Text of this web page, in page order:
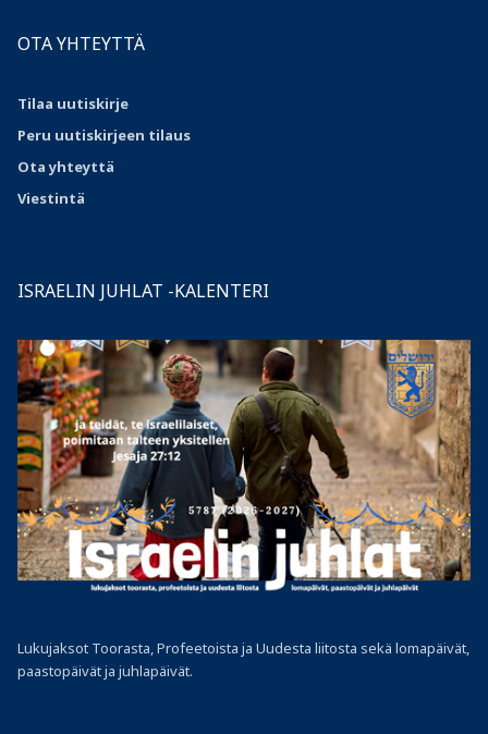
OTA YHTEYTTÄ
Tilaa uutiskirje
Peru uutiskirjeen tilaus
Otayhteyttä
Viestintä
ISRAELIN JUHLAT -KALENTERI
Lukujaksot Toorasta, Profeetoista ja Uudesta liitosta sekä lomapäivät,
paastopäivät ja juhlapäivät.